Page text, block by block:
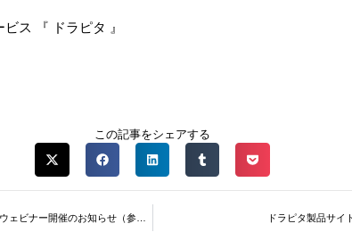
ス 『 ドラピタ 』
この記事をシェアする
ドラピタ製品サイ